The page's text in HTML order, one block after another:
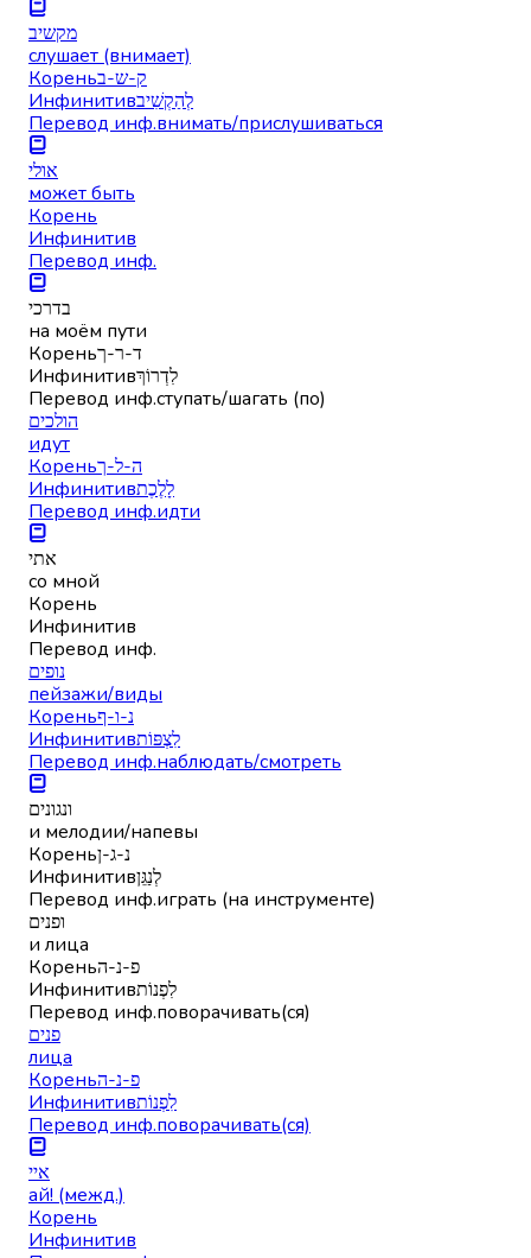
מקשיב
слушает (внимает)
Кореньק-ש-ב
Инфинитивלְהַקְשִׁיב
Перевод инф.внимать/прислушиваться
אולי
может быть
Корень
Инфинитив
Перевод инф.
בדרכי
на моём пути
Кореньד-ר-ך
Инфинитивלִדְרוֹךְ
Перевод инф.ступать/шагать (по)
הולכים
идут
Кореньה-ל-ך
Инфинитивלָלֶכֶת
Перевод инф.идти
אתי
со мной
Корень
Инфинитив
Перевод инф.
נופים
пейзажи/виды
Кореньנ-ו-ף
Инфинитивלִצְפּוֹת
Перевод инф.наблюдать/смотреть
ונגונים
и мелодии/напевы
Кореньנ-ג-ן
Инфинитивלְנַגֵּן
Перевод инф.играть (на инструменте)
ופנים
и лица
Кореньפ-נ-ה
Инфинитивלִפְנוֹת
Перевод инф.поворачивать(ся)
פנים
лица
Кореньפ-נ-ה
Инфинитивלִפְנוֹת
Перевод инф.поворачивать(ся)
איי
ай! (межд.)
Корень
Инфинитив